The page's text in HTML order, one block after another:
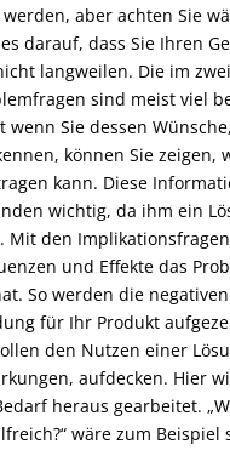
aber achten Sie
darauf, dass Sie Ihren
langweilen. Die im
sind meist viel
wenn Sie dessen
können Sie zeigen,
kann. Diese
wichtig, da ihm ein
Mit den
und Effekte das
So werden die
für Ihr Produkt
den Nutzen einer
aufdecken. Hier
heraus gearbeitet.
wäre zum Beispiel